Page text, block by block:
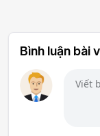
Bình luận bài